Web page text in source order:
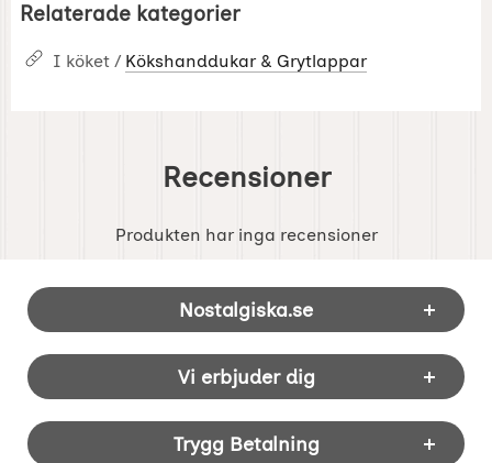
Relaterade kategorier
I köket / Kökshanddukar & Grytlappar
Recensioner
Produkten har inga recensioner
Sidfot Blandad info och länkar
Nostalgiska.se
Vi erbjuder dig
Trygg Betalning